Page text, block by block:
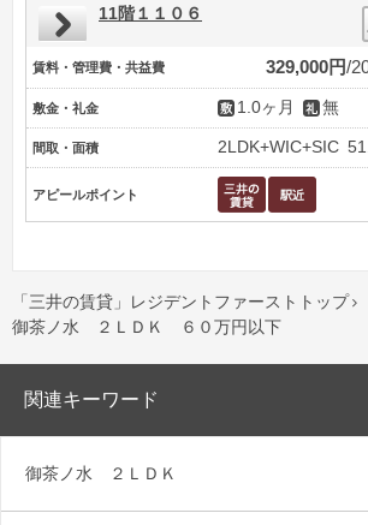
11階１１０６
賃料・管理費・共益費 329,000円
敷金・礼金 1.0ヶ月 無
間取・面積 2LDK+WIC+SIC
アピールポイント
「三井の賃貸」レジデントファーストトップ 
御茶ノ水 ２ＬＤＫ ６０万円以下
関連キーワード
御茶ノ水 ２ＬＤＫ